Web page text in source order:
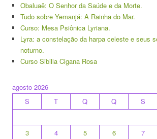
Obaluaê: O Senhor da Saúde e da Morte.
Tudo sobre Yemanjá: A Rainha do Mar.
Curso: Mesa Psiônica Lyriana.
Lyra: a constelação da harpa celeste e seus
noturno.
Curso Sibilla Cigana Rosa
agosto 2026
S
T Q Q S
3
4 5 6 7